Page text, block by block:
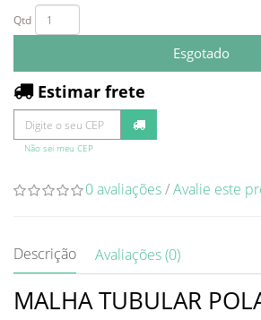
Qtd
Esgotado
Estimar frete
Não sei meu CEP
0 avaliações/Avalie este
Descrição Avaliações (0)
MALHA TUBULAR